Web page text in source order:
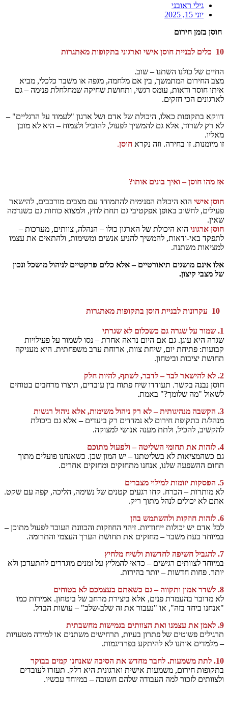
גילי ראובני
יוני 15, 2025
חוסן בזמן חירום
10 כלים לבניית חוסן אישי וארגוני בתקופות מאתגרות
החיים של כולנו השתנו – שוב.
מצב החירום המתמשך, בין אם מלחמה, מגפה או משבר כלכלי, מביא
איתו חוסר ודאות, עומס רגשי, ותחושת שחיקה שמחלחלת פנימה – גם
לארגונים הכי חזקים.
דווקא בתקופות כאלו, היכולת של אדם ושל ארגון "לעמוד על הרגליים" –
לא רק לשרוד, אלא גם להמשיך לפעול, להוביל ולצמוח – היא לא מובן
מאליו.
זו מיומנות. זו בחירה. וזה נקרא חוסן.
אז מהו חוסן – ואיך בונים אותו?
חוסן אישי הוא היכולת הפנימית להתמודד עם מצבים מורכבים, להישאר
פעילים, לחשוב באופן אפקטיבי גם תחת לחץ, ולמצוא כוחות גם כשנדמה
שאין.
חוסן ארגוני הוא היכולת של הארגון כולו – הנהלה, צוותים, מערכות –
לתפקד באי-ודאות, להמשיך להניע אנשים ומשימות, ולהתאים את עצמו
למציאות משתנה.
אלו אינם מושגים תיאורטיים – אלא כלים פרקטיים לניהול מושכל ונכון
של מצבי קיצון.
10 עקרונות לבניית חוסן בתקופות מאתגרות
1. שמור על שגרה גם כשכלום לא שגרתי
שגרה היא עוגן. גם אם היום נראה אחרת – נסו לשמור על פעילויות
קבועות: פתיחת יום, שיחת צוות, ארוחת ערב משפחתית. היא מעניקה
תחושת יציבות וביטחון.
2. לא להישאר לבד – לדבר, לשתף, להיות חלק
חוסן נבנה בקשר. תעודדו שיח פתוח בין עובדים, תיצרו מרחבים בטוחים
לשאול "מה שלומך?" באמת.
3. הקשבה מנהיגותית – לא רק ניהול משימות, אלא ניהול רגשות
מנהל/ת בתקופת חירום לא נמדדים רק ביעדים – אלא גם ביכולת
להקשיב, להכיל, ולתת מענה אנושי למצוקה.
4. לזהות את תחומי השליטה – ולפעול מתוכם
גם כשהמציאות לא בשליטתנו – יש המון שכן. כשאנחנו פועלים מתוך
תחום ההשפעה שלנו, אנחנו מתחזקים ומחזקים אחרים.
5. הפסקות יזומות למילוי מצברים
לא מותרות – הכרח. קחו רגעים קטנים של נשימה, הליכה, קפה עם שקט.
אתם לא יכולים לנהל מתוך ריק.
6. לזהות חוזקות ולהשתמש בהן
לכל אדם יש יכולות ייחודיות. זיהוי החוזקות והכוונת העובד לפעול מתוכן –
במיוחד בעת משבר – מחזקים את תחושת הערך העצמי והתרומה.
7. להגביל חשיפה לחדשות ולשיח מלחיץ
במיוחד לצוותים רגישים – כדאי להמליץ על זמנים מוגדרים להתעדכן ולא
יותר. פחות חדשות – יותר בהירות.
8. לשדר אמון ותקווה – גם כשאתם בעצמכם לא בטוחים
לא מדובר בהעמדת פנים, אלא ביצירת מרחב של ביטחון. אמירות כמו
"אנחנו ביחד בזה", או "נעבור את זה שלב-שלב" – עושות הבדל.
9. לאמן את עצמנו ואת הצוותים בגמישות מחשבתית
תרגילים פשוטים של פתרון בעיות, תרחישים משתנים או למידה מטעויות
– מלמדים אותנו לא להיתקע בפרדיגמות.
10. לתת משמעות. לחבר מחדש את הסיבה שאנחנו קמים בבוקר
בתקופות חירום, משמעות אישית וארגונית היא דלק. תעזרו לעובדים
ולצוותים לזכור למה העבודה שלהם חשובה – במיוחד עכשיו.